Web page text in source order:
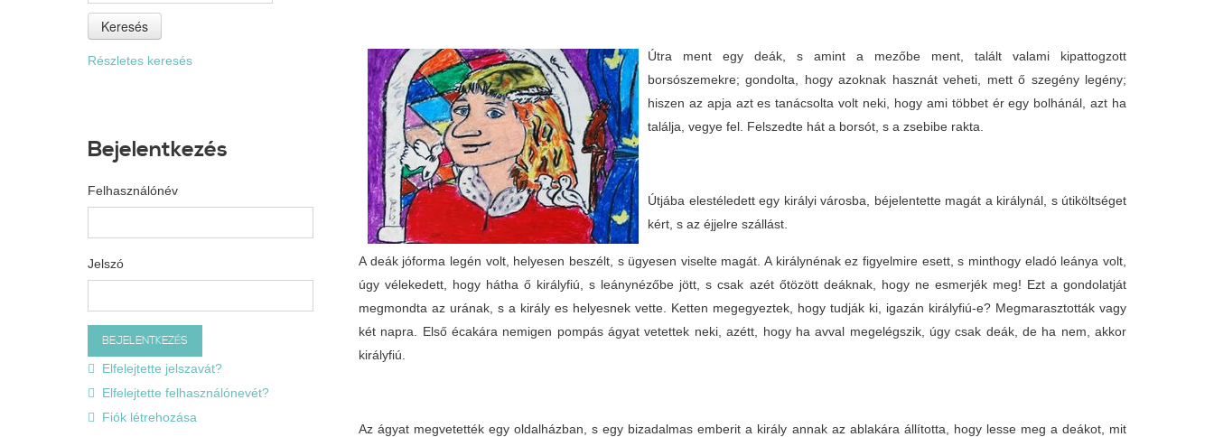
Útra ment egy deák, s amint a mezőbe ment, talált valami kipattogzott
borsószemekre; gondolta, hogy azoknak hasznát veheti, mett ő szegény legény;
hiszen az apja azt es tanácsolta volt neki, hogy ami többet ér egy bolhánál, azt ha
találja, vegye fel. Felszedte hát a borsót, s a zsebibe rakta.
Útjába elestéledett egy királyi városba, béjelentette magát a királynál, s útiköltséget
kért, s az éjjelre szállást.
A deák jóforma legén volt, helyesen beszélt, s ügyesen viselte magát. A királynénak ez figyelmire esett, s minthogy eladó leánya volt,
úgy vélekedett, hogy hátha ő királyfiú, s leánynézőbe jött, s csak azét őtözött deáknak, hogy ne esmerjék meg! Ezt a gondolatját
megmondta az urának, s a király es helyesnek vette. Ketten megegyeztek, hogy tudják ki, igazán királyfiú-e? Megmarasztották vagy
két napra. Első écakára nemigen pompás ágyat vetettek neki, azétt, hogy ha avval megelégszik, úgy csak deák, de ha nem, akkor
királyfiú.
Az ágyat megvetették egy oldalházban, s egy bizadalmas emberit a király annak az ablakára állította, hogy lesse meg a deákot, mit
Keresés
Részletes keresés
Bejelentkezés
Felhasználónév
Jelszó
Elfelejtette jelszavát?
Elfelejtette felhasználónevét?
Fiók létrehozása